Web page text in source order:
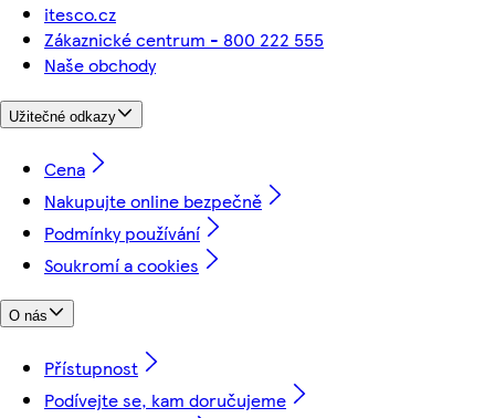
itesco.cz
Zákaznické centrum - 800 222 555
Naše obchody
Užitečné odkazy
Cena
Nakupujte online bezpečně
Podmínky používání
Soukromí a cookies
O nás
Přístupnost
Podívejte se, kam doručujeme